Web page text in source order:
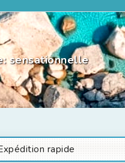
sensationnelle
rapide